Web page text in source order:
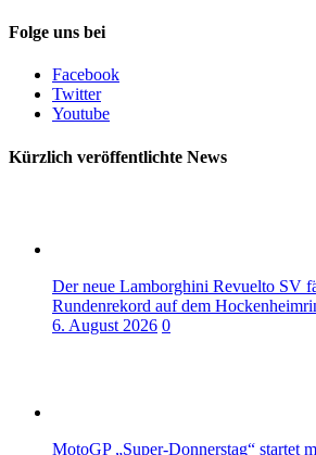
Folge uns bei
Facebook
Twitter
Youtube
Kürzlich veröffentlichte News
Der neue Lamborghini Revuelto SV
Rundenrekord auf dem
6. August 2026 0
MotoGP „Super-Donnerstag“ startet